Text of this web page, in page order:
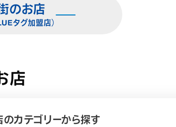
のお店
タグ加盟店）
店
のカテゴリーから探す